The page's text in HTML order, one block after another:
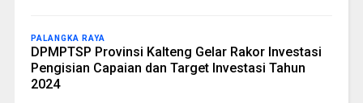
PALANGKA RAYA
DPMPTSP Provinsi Kalteng Gelar Rakor Investasi
Pengisian Capaian dan Target Investasi Tahun
2024